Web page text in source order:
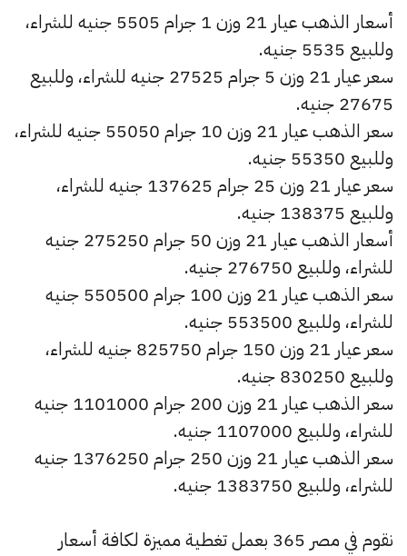
أسعار الذهب عيار 21 وزن 1 جرام 5505 جنيه للشراء،
وللبيع 5535 جنيه.
سعر عيار 21 وزن 5 جرام 27525 جنيه للشراء، وللبيع
27675 جنيه.
سعر الذهب عيار 21 وزن 10 جرام 55050 جنيه للشراء،
وللبيع 55350 جنيه.
سعر عيار 21 وزن 25 جرام 137625 جنيه للشراء،
وللبيع 138375 جنيه.
أسعار الذهب عيار 21 وزن 50 جرام 275250 جنيه
للشراء، وللبيع 276750 جنيه.
سعر الذهب عيار 21 وزن 100 جرام 550500 جنيه
للشراء، وللبيع 553500 جنيه.
سعر عيار 21 وزن 150 جرام 825750 جنيه للشراء،
وللبيع 830250 جنيه.
سعر الذهب عيار 21 وزن 200 جرام 1101000 جنيه
للشراء، وللبيع 1107000 جنيه.
سعر الذهب عيار 21 وزن 250 جرام 1376250 جنيه
للشراء، وللبيع 1383750 جنيه.
نقوم في مصر 365 بعمل تغطية مميزة لكافة أسعار